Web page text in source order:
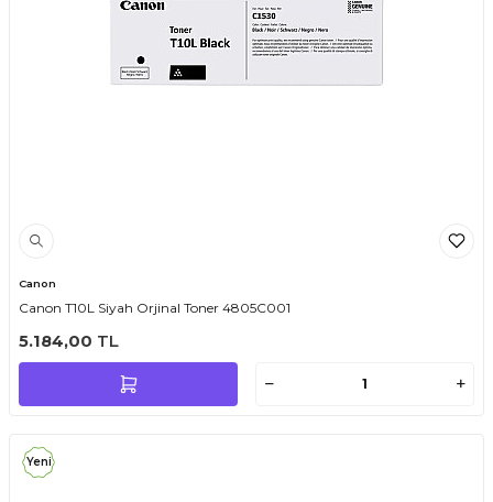
Canon
Canon T10L Siyah Orjinal Toner 4805C001
5.184,00 TL
Yeni